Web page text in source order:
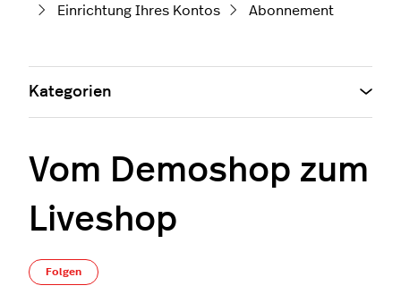
Einrichtung Ihres Kontos
Abonnement
Vom Demoshop zum
Liveshop
Folgen
Kategorien